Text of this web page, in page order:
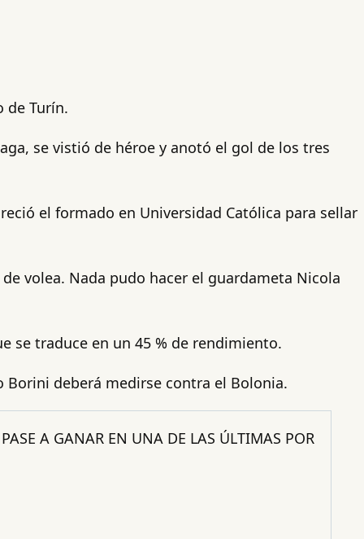
de Turín.
se vistió de héroe y anotó el gol de los tres
el formado en Universidad Católica para sellar
volea. Nada pudo hacer el guardameta Nicola
se traduce en un 45 % de rendimiento.
deberá medirse contra el Bolonia.
A GANAR EN UNA DE LAS ÚLTIMAS POR